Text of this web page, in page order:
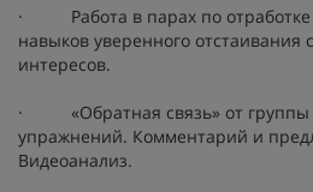
· Работа в парах по отработке
навыков уверенного отстаивания
интересов.
· «Обратная связь» от группы
упражнений. Комментарий и
Видеоанализ.